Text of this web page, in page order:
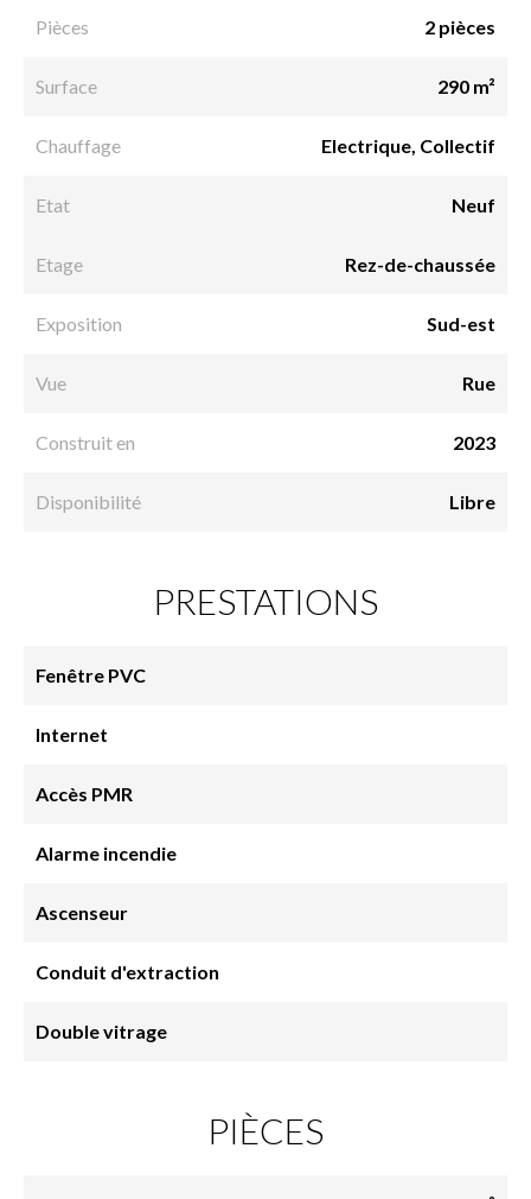
Pièces 2 pièces
Surface 290 m²
Chauffage Electrique, Collectif
Etat Neuf
Etage Rez-de-chaussée
Exposition Sud-est
Vue Rue
Construit en 2023
Disponibilité Libre
PRESTATIONS
Fenêtre PVC
Internet
Accès PMR
Alarme incendie
Ascenseur
Conduit d'extraction
Double vitrage
PIÈCES